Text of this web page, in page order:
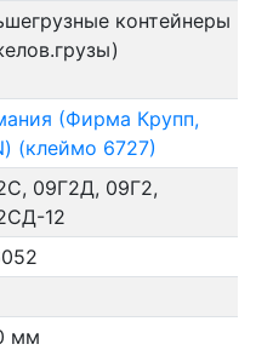
контейнеры
(Фирма Крупп,
(клеймо 6727)
09Г2Д, 09Г2,
12
мм